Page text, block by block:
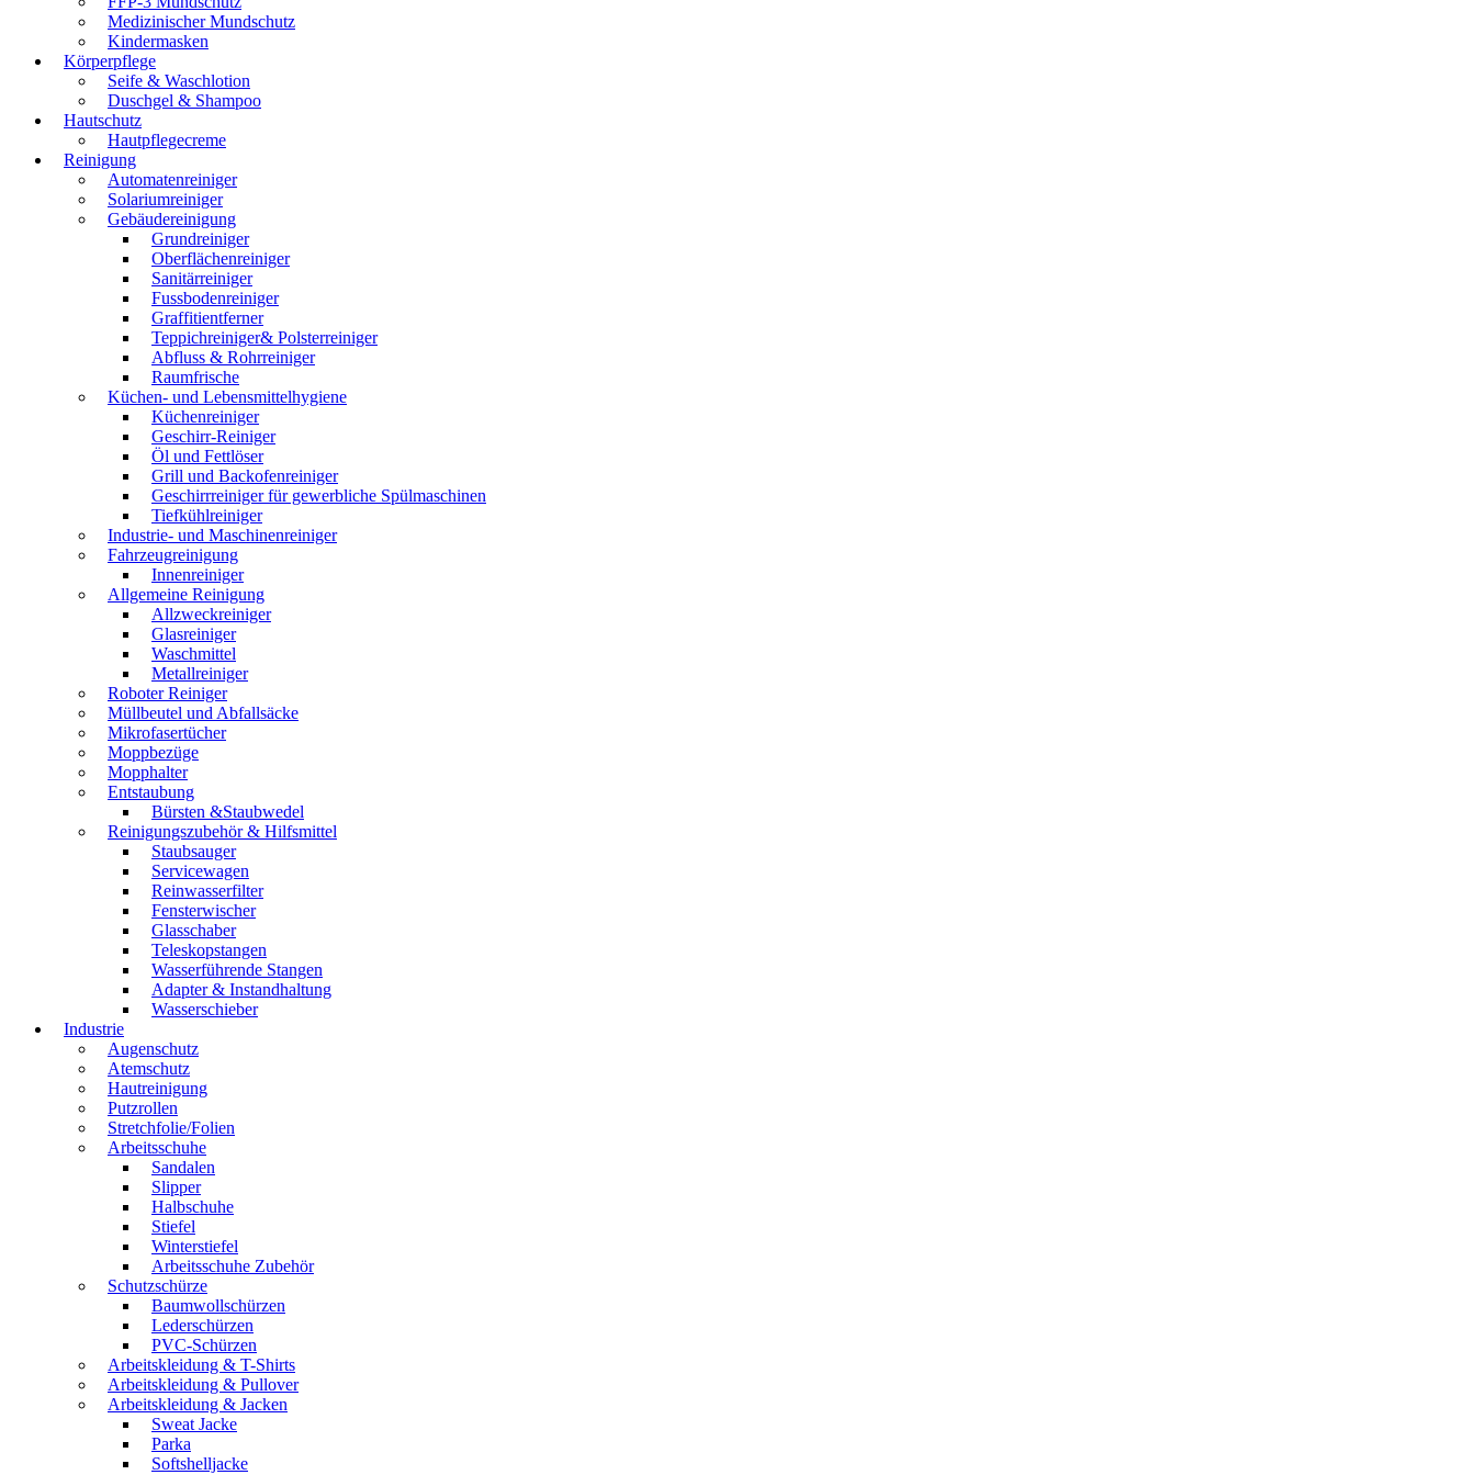
Medizinischer Mundschutz
Kindermasken
Körperpflege
Seife & Waschlotion
Duschgel & Shampoo
Hautschutz
Hautpflegecreme
Reinigung
Automatenreiniger
Solariumreiniger
Gebäudereinigung
Grundreiniger
Oberflächenreiniger
Sanitärreiniger
Fussbodenreiniger
Graffitientferner
Teppichreiniger& Polsterreiniger
Abfluss & Rohrreiniger
Raumfrische
Küchen- und Lebensmittelhygiene
Küchenreiniger
Geschirr-Reiniger
Öl und Fettlöser
Grill und Backofenreiniger
Geschirrreiniger für gewerbliche Spülmaschinen
Tiefkühlreiniger
Industrie- und Maschinenreiniger
Fahrzeugreinigung
Innenreiniger
Allgemeine Reinigung
Allzweckreiniger
Glasreiniger
Waschmittel
Metallreiniger
Roboter Reiniger
Müllbeutel und Abfallsäcke
Mikrofasertücher
Moppbezüge
Mopphalter
Entstaubung
Bürsten &Staubwedel
Reinigungszubehör & Hilfsmittel
Staubsauger
Servicewagen
Reinwasserfilter
Fensterwischer
Glasschaber
Teleskopstangen
Wasserführende Stangen
Adapter & Instandhaltung
Wasserschieber
Industrie
Augenschutz
Atemschutz
Hautreinigung
Putzrollen
Stretchfolie/Folien
Arbeitsschuhe
Sandalen
Slipper
Halbschuhe
Stiefel
Winterstiefel
Arbeitsschuhe Zubehör
Schutzschürze
Baumwollschürzen
Lederschürzen
PVC-Schürzen
Arbeitskleidung & T-Shirts
Arbeitskleidung & Pullover
Arbeitskleidung & Jacken
Sweat Jacke
Parka
Softshelljacke